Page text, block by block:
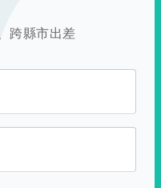
跨縣市出差